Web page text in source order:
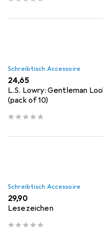
Schreibtisch Accessoire
EUR
24,65
L.S. Lowry: Gentleman
(pack of 10)
Schreibtisch Accessoire
EUR
29,90
Lesezeichen